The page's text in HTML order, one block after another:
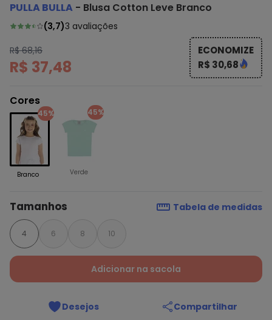
PULLA BULLA - Blusa Cotton Leve Branco
(3,7)3 avaliações
R$ 68,16
R$ 37,48
ECONOMIZE
R$ 30,68
Cores
45%
Branco
45%
Verde
Tamanhos Tabela de medidas
4 6 8 10
Adicionar na sacola
Desejos Compartilhar